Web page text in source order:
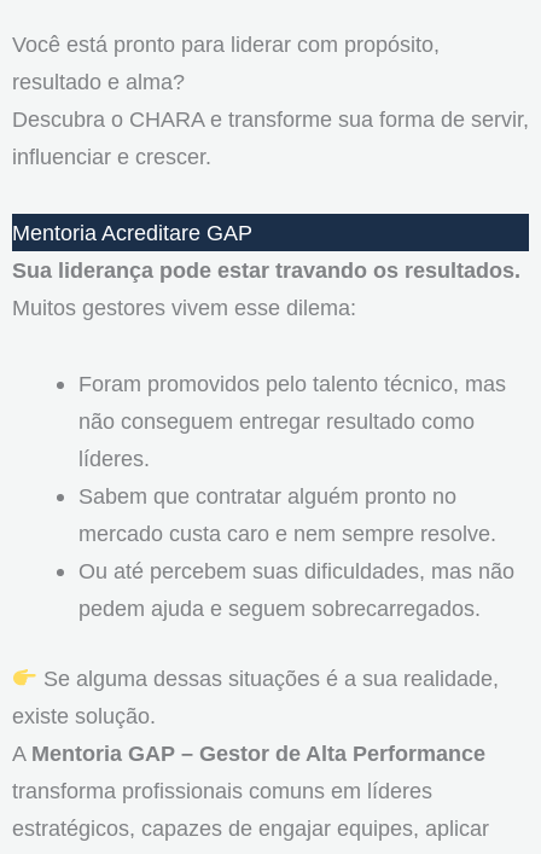
Você está pronto para liderar com propósito,
resultado e alma?
Descubra o CHARA e transforme sua forma de servir,
influenciar e crescer.
Mentoria Acreditare GAP
Sua liderança pode estar travando os resultados.
Muitos gestores vivem esse dilema:
Foram promovidos pelo talento técnico, mas
não conseguem entregar resultado como
líderes.
Sabem que contratar alguém pronto no
mercado custa caro e nem sempre resolve.
Ou até percebem suas dificuldades, mas não
pedem ajuda e seguem sobrecarregados.
Se alguma dessas situações é a sua realidade,
existe solução.
A Mentoria GAP – Gestor de Alta Performance
transforma profissionais comuns em líderes
estratégicos, capazes de engajar equipes, aplicar